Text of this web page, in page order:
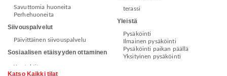
Savuttomia huoneita
Perhehuoneita
Siivouspalvelut
Päivittäinen siivouspalvelu
Sosiaalisen etäisyyden ottaminen
terassi
Yleistä
Pysäköinti
Ilmainen pysäköinti
Pysäköinti paikan päällä
Yksityinen pysäköinti
Katso Kaikki tilat